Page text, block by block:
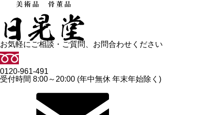
お気軽にご相談・ご質問、お問合わせください
0120-961-491
受付時間 8:00～20:00 (年中無休 年末年始除く)